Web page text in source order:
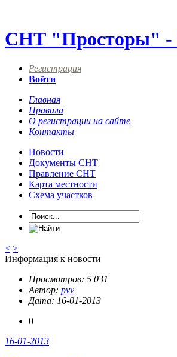
СНТ "Просторы" -
Регистрация
Войти
Главная
Правила
О регистрации на сайте
Контакты
Новости
Документы СНТ
Правление СНТ
Карта местности
Схема участков
< >
Информация к новости
Просмотров: 5 031
Автор: pvv
Дата: 16-01-2013
0
16-01-2013